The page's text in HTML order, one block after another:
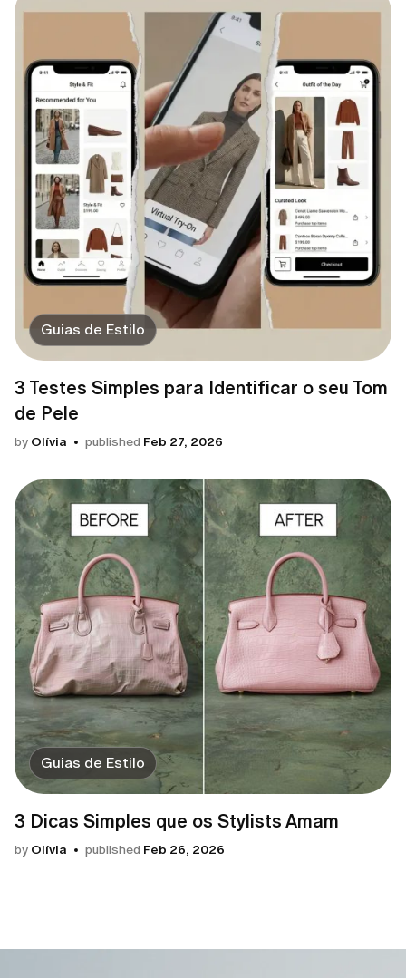
Guias de Estilo
3 Testes Simples para Identificar o seu Tom
de Pele
by Olívia published Feb 27, 2026
Guias de Estilo
3 Dicas Simples que os Stylists Amam
by Olívia published Feb 26, 2026